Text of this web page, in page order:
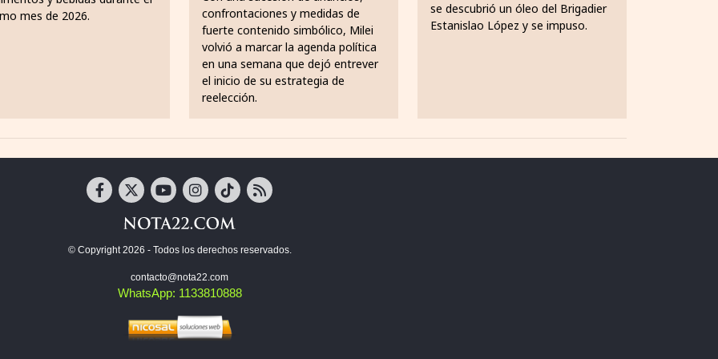
mes de 2026.
confrontaciones y medidas de
fuerte contenido simbólico, Milei
volvió a marcar la agenda política
en una semana que dejó entrever
el inicio de su estrategia de
reelección.
se descubrió un óleo del Brigadier
Estanislao López y se impuso.
© Copyright 2026 - Todos los derechos reservados.
contacto@nota22.com
WhatsApp: 1133810888